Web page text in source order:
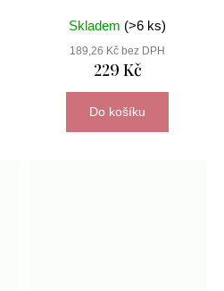
Skladem (>6 ks)
189,26 Kč bez DPH
229 Kč
Do košíku